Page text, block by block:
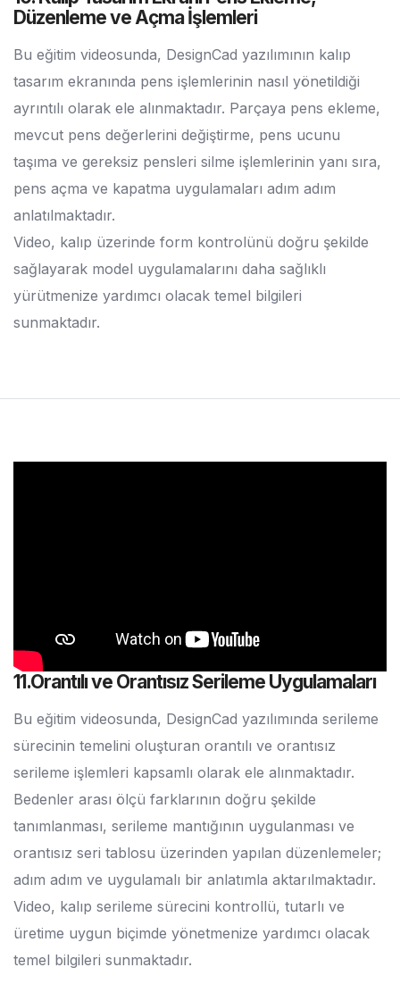
Düzenleme ve Açma İşlemleri
Bu eğitim videosunda, DesignCad yazılımının kalıp
tasarım ekranında pens işlemlerinin nasıl yönetildiği
ayrıntılı olarak ele alınmaktadır. Parçaya pens ekleme,
mevcut pens değerlerini değiştirme, pens ucunu
taşıma ve gereksiz pensleri silme işlemlerinin yanı sıra,
pens açma ve kapatma uygulamaları adım adım
anlatılmaktadır.
Video, kalıp üzerinde form kontrolünü doğru şekilde
sağlayarak model uygulamalarını daha sağlıklı
yürütmenize yardımcı olacak temel bilgileri
sunmaktadır.
11.Orantılı ve Orantısız Serileme Uygulamaları
Bu eğitim videosunda, DesignCad yazılımında serileme
sürecinin temelini oluşturan orantılı ve orantısız
serileme işlemleri kapsamlı olarak ele alınmaktadır.
Bedenler arası ölçü farklarının doğru şekilde
tanımlanması, serileme mantığının uygulanması ve
orantısız seri tablosu üzerinden yapılan düzenlemeler;
adım adım ve uygulamalı bir anlatımla aktarılmaktadır.
Video, kalıp serileme sürecini kontrollü, tutarlı ve
üretime uygun biçimde yönetmenize yardımcı olacak
temel bilgileri sunmaktadır.